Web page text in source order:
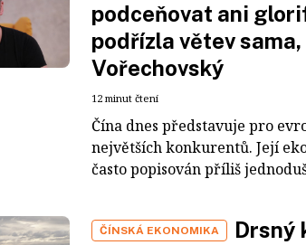
podceňovat ani
podřízla větev sama,
Vořechovský
12 minut čtení
Čína dnes představuje pro
největších konkurentů. Její
často popisován příliš
ČÍNSKÁ EKONOMIKA
Drsný